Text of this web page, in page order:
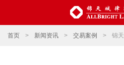
首页 > 新闻资讯 > 交易案例 > 锦天